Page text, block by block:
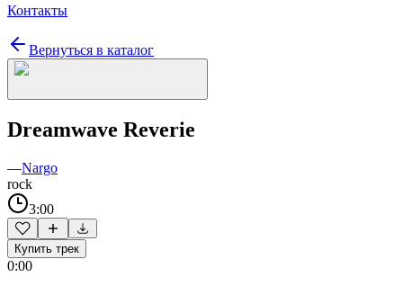
Контакты
Вернуться в каталог
Dreamwave Reverie
—Nargo
rock
3:00
Купить трек
0:00